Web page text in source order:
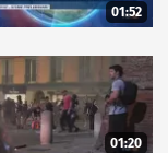
01:52
01:20